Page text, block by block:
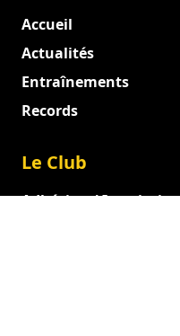
Accueil
Actualités
Entraînements
Records
Le Club
Adhésion / Inscription